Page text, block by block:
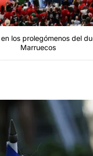
los prolegómenos del
Marruecos